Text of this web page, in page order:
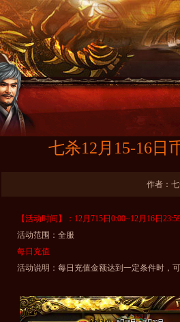
七杀12月15-16日
作者：七
【活动时间】：12月715日0:00~12月16日
活动范围：全服
每日充值
活动说明：每日充值金额达到一定条件时，